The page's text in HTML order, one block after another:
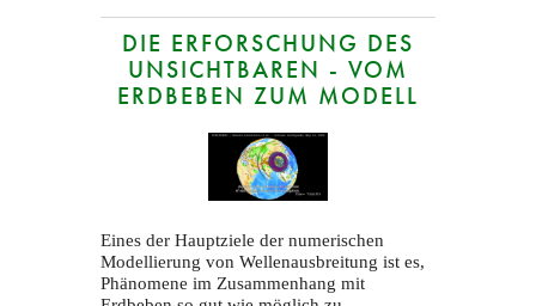
DIE ERFORSCHUNG DES
UNSICHTBAREN - VOM
ERDBEBEN ZUM MODELL
Eines der Hauptziele der numerischen
Modellierung von Wellenausbreitung ist es,
Phänomene im Zusammenhang mit